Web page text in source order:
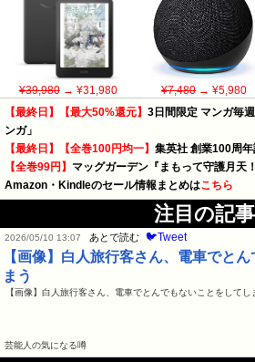
¥39,980→ ¥31,980 ¥7,480→ ¥5,980
【最終日】【最大50%還元】 3日間限定 マンガ毎
ンガ」
【最終日】【全巻100円均一】 集英社 創業100周
【全巻99円】 マッグガーデン『まもって守護月天
Amazon・Kindleのセール情報まとめはこちら
注目の記事
2026/05/10 13:07 あとで読む 🐦Tweet
【画像】白人旅行客さん、電車でと
まう
【画像】白人旅行客さん、電車でとんでもないことをして
芸能人の気になる噂